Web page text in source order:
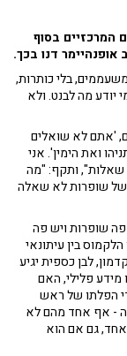
המרכזיים בסוף
דנו בכך.
בלי כותרות,
יודע מה לבנט. ולא
'אתם לא שואלים
ואת הימין'. אני
שאלות", ותקף: "מה
של שופרות לא שאלה
שופרות ויש פה
בין עיתונאי
לבן כספית יגיע
מידע פלילי, האם
הפלתו של ראש
- אף אחד מהם לא
אחד, גם אם הוא